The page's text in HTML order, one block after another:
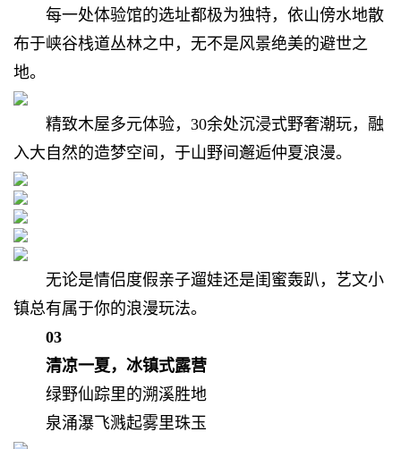
每一处体验馆的选址都极为独特， 依山傍水地散
布于峡谷栈道丛林之中， 无不是风景绝美的避世之
地。
精致木屋多元体验， 30余处沉浸式野奢潮玩， 融
入大自然的造梦空间， 于山野间邂逅仲夏浪漫。
无论是情侣度假亲子遛娃还是闺蜜轰趴， 艺文小
镇总有属于你的浪漫玩法。
03
清凉一夏，冰镇式露营
绿野仙踪里的溯溪胜地
泉涌瀑飞溅起雾里珠玉